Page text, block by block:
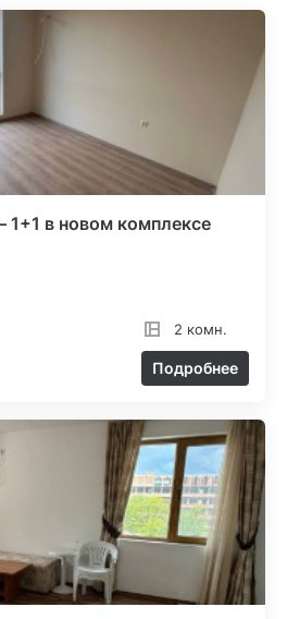
в новом комплексе
2 комн.
Подробнее